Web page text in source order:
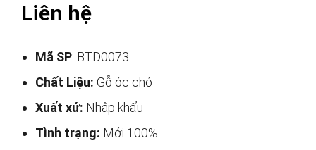
Liên hệ
Mã SP: BTD0073
Chất Liệu: Gỗ óc chó
Xuất xứ: Nhập khẩu
Tình trạng: Mới 100%